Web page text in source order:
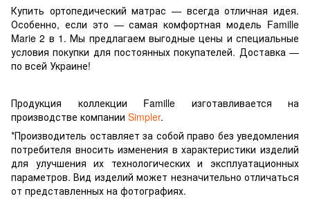
Купить ортопедический матрас — всегда отличная идея.
Особенно, если это — самая комфортная модель Famille
Marie 2 в 1. Мы предлагаем выгодные цены и специальные
условия покупки для постоянных покупателей. Доставка —
по всей Украине!
Продукция коллекции Famille изготавливается на
производстве компании Simpler.
*Производитель оставляет за собой право без уведомления
потребителя вносить изменения в характеристики изделий
для улучшения их технологических и эксплуатационных
параметров. Вид изделий может незначительно отличаться
от представленных на фотографиях.